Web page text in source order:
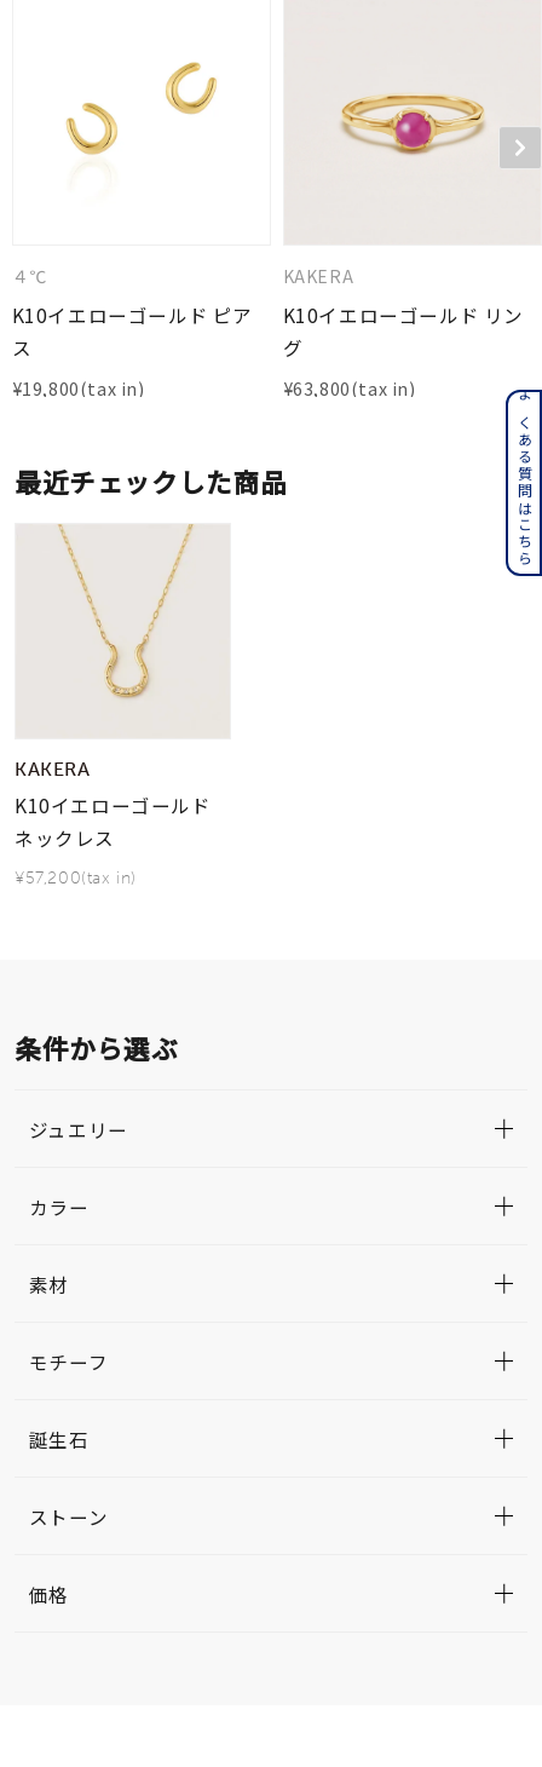
４℃
K10イエローゴールド ピア
ス
¥19,800
KAKERA
K10イエローゴールド リン
グ
¥63,800
最近チェックした商品
KAKERA
K10イエローゴールド
ネックレス
¥57,200(tax in)
条件から選ぶ
ジュエリー
カラー
素材
モチーフ
誕生石
ストーン
価格
よくある質問はこちら